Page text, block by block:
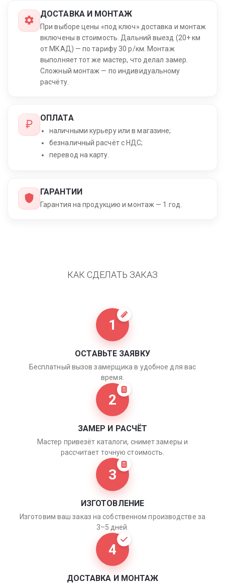
ДОСТАВКА И МОНТАЖ
При выборе цены «под ключ» доставка и монтаж
включены в стоимость. Дальний выезд (20+ км
от МКАД) — по тарифу 30 р/км. Монтаж
выполняет тот же мастер, что делал замер.
Сложный монтаж — по индивидуальному
расчёту.
ОПЛАТА
наличными курьеру или в магазине;
безналичный расчёт с НДС;
перевод на карту.
ГАРАНТИИ
Гарантия на продукцию и монтаж — 1 год.
КАК СДЕЛАТЬ ЗАКАЗ
1
ОСТАВЬТЕ ЗАЯВКУ
Бесплатный вызов замерщика в удобное для вас
время.
2
ЗАМЕР И РАСЧЁТ
Мастер привезёт каталоги, снимет замеры и
рассчитает точную стоимость.
3
ИЗГОТОВЛЕНИЕ
Изготовим ваш заказ на собственном производстве за
3–5 дней.
4
ДОСТАВКА И МОНТАЖ